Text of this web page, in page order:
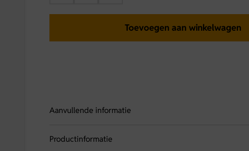
Toevoegen aan winkelwagen
Aanvullende informatie
Productinformatie